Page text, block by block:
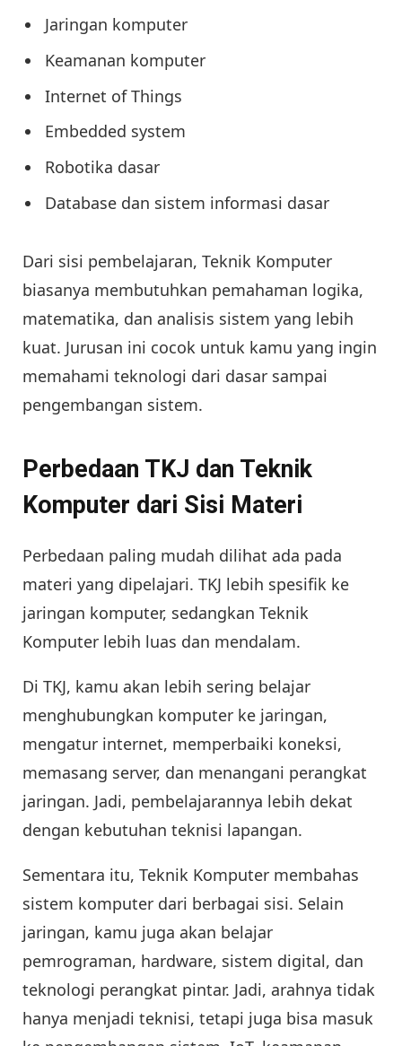
Jaringan komputer
Keamanan komputer
Internet of Things
Embedded system
Robotika dasar
Database dan sistem informasi dasar
Dari sisi pembelajaran, Teknik Komputer
biasanya membutuhkan pemahaman logika,
matematika, dan analisis sistem yang lebih
kuat. Jurusan ini cocok untuk kamu yang ingin
memahami teknologi dari dasar sampai
pengembangan sistem.
Perbedaan TKJ dan Teknik
Komputer dari Sisi Materi
Perbedaan paling mudah dilihat ada pada
materi yang dipelajari. TKJ lebih spesifik ke
jaringan komputer, sedangkan Teknik
Komputer lebih luas dan mendalam.
Di TKJ, kamu akan lebih sering belajar
menghubungkan komputer ke jaringan,
mengatur internet, memperbaiki koneksi,
memasang server, dan menangani perangkat
jaringan. Jadi, pembelajarannya lebih dekat
dengan kebutuhan teknisi lapangan.
Sementara itu, Teknik Komputer membahas
sistem komputer dari berbagai sisi. Selain
jaringan, kamu juga akan belajar
pemrograman, hardware, sistem digital, dan
teknologi perangkat pintar. Jadi, arahnya tidak
hanya menjadi teknisi, tetapi juga bisa masuk